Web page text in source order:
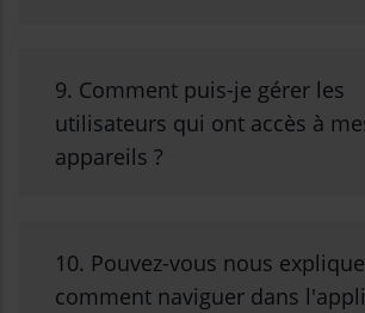
9. Comment puis-je gérer les
utilisateurs qui ont accès à
appareils ?
10. Pouvez-vous nous
comment naviguer dans